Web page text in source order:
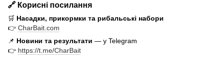
🔗 Корисні посилання
🛒 Насадки, прикормки та рибальські набори
👉 CharBait.com
📌 Новини та результати — у Telegram
👉 https://t.me/CharBait